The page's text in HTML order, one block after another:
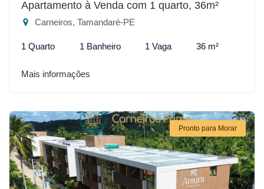
Apartamento à Venda com 1 quarto, 36m²
Carneiros, Tamandaré-PE
1 Quarto 1 Banheiro 1 Vaga 36 m²
Mais informações
Pronto para Morar